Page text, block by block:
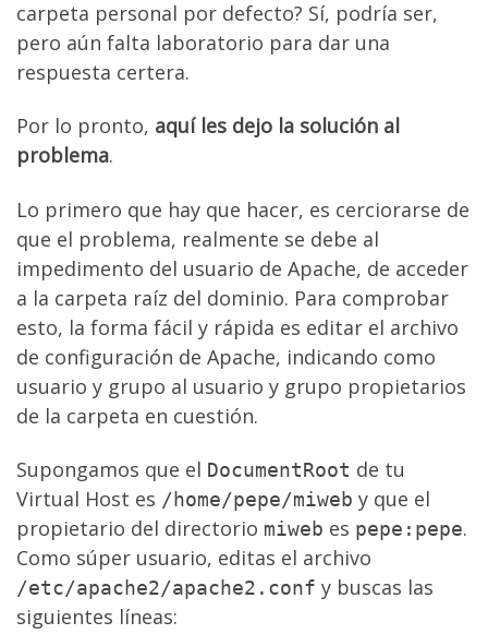
carpeta personal por defecto? Sí, podría ser,
pero aún falta laboratorio para dar una
respuesta certera.
Por lo pronto, aquí les dejo la solución al
problema.
Lo primero que hay que hacer, es cerciorarse de
que el problema, realmente se debe al
impedimento del usuario de Apache, de acceder
a la carpeta raíz del dominio. Para comprobar
esto, la forma fácil y rápida es editar el archivo
de configuración de Apache, indicando como
usuario y grupo al usuario y grupo propietarios
de la carpeta en cuestión.
Supongamos que el DocumentRoot de tu
Virtual Host es /home/pepe/miweb y que el
propietario del directorio miweb es pepe:pepe.
Como súper usuario, editas el archivo
/etc/apache2/apache2.conf y buscas las
siguientes líneas: